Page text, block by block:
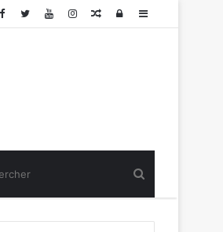
Sidebar
Connexion
Article